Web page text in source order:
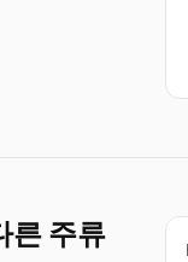
른 주류